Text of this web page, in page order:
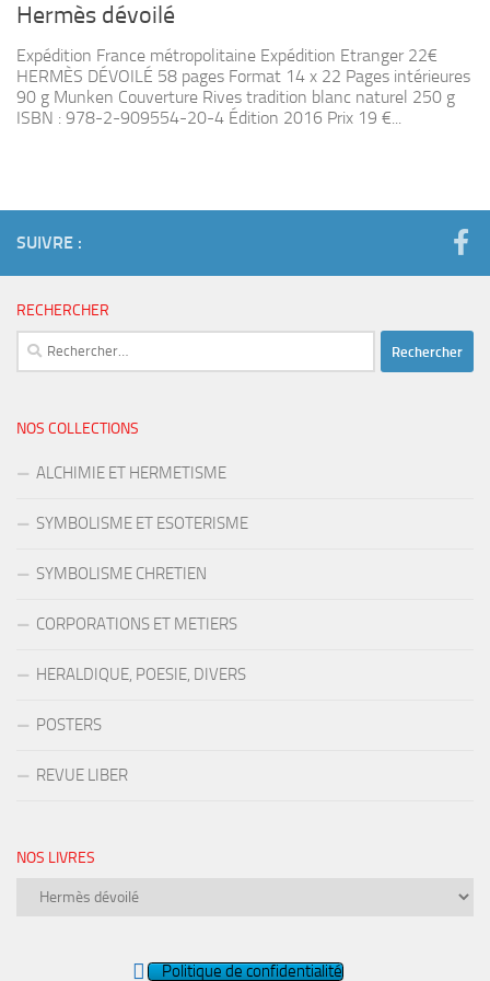
Hermès dévoilé
Expédition France métropolitaine Expédition Etranger 22€
HERMÈS DÉVOILÉ 58 pages Format 14 x 22 Pages intérieures
90 g Munken Couverture Rives tradition blanc naturel 250 g
ISBN : 978-2-909554-20-4 Édition 2016 Prix 19 €...
SUIVRE :
RECHERCHER
Rechercher :
NOS COLLECTIONS
ALCHIMIE ET HERMETISME
SYMBOLISME ET ESOTERISME
SYMBOLISME CHRETIEN
CORPORATIONS ET METIERS
HERALDIQUE, POESIE, DIVERS
POSTERS
REVUE LIBER
NOS LIVRES
Nos
Politique de confidentialité